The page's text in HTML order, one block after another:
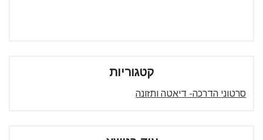
קטגוריות
סרטוני הדרכה- דיאטה ותזונה